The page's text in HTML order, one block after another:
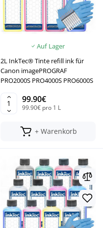
Auf Lager
2L InkTec® Tinte refill ink für
Canon imagePROGRAF
PRO2000S PRO4000S PRO6000S
99.90€
99.90€ pro 1 L
+ Warenkorb